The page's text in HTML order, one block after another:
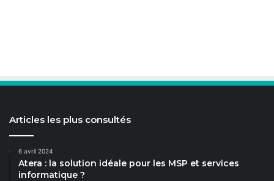
Articles les plus consultés
6 avril 2024
Atera : la solution idéale pour les MSP et services
informatique ?